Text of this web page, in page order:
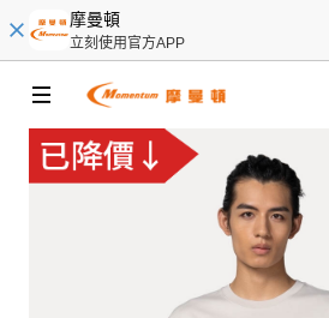
摩曼頓
立刻使用官方APP